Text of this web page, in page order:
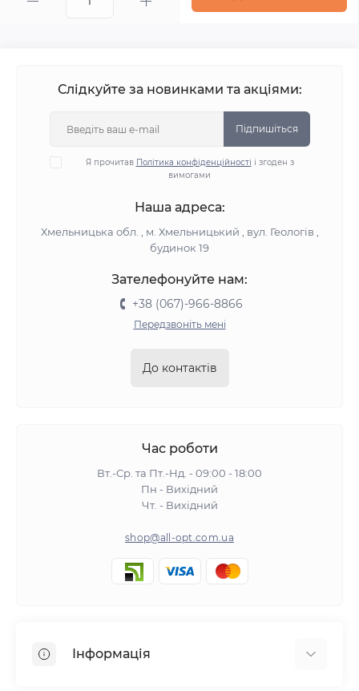
Слідкуйте за новинками та акціями:
Підпишіться
Я прочитав Політика конфіденційності і згоден з
вимогами
Наша адреса:
Хмельницька обл. , м. Хмельницький , вул. Геологів ,
будинок 19
Зателефонуйте нам:
+38 (067)-966-8866
Передзвоніть мені
До контактів
Час роботи
Вт.-Ср. та Пт.-Нд. - 09:00 - 18:00
Пн - Вихідний
Чт. - Вихідний
shop@all-opt.com.ua
Інформація